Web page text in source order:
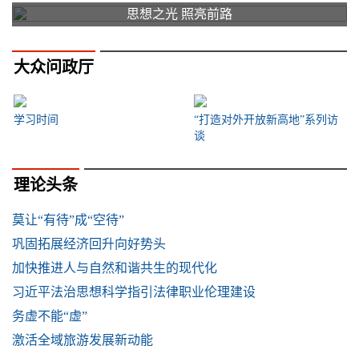
思想之光 照亮前路
大众问政厅
学习时间
“打造对外开放新高地”系列访
谈
理论头条
莫让“有待”成“空待”
巩固拓展经济回升向好势头
加快推进人与自然和谐共生的现代化
习近平法治思想科学指引法律职业伦理建设
务虚不能“虚”
激活全域旅游发展新动能